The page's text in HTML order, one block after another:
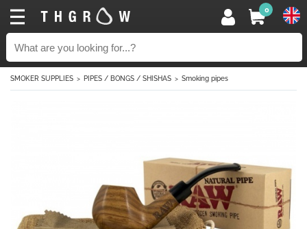
0
SMOKER SUPPLIES PIPES / BONGS / SHISHAS Smoking pipes